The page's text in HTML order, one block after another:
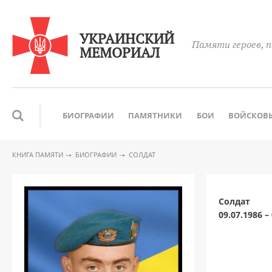
УКРАИНСКИЙ
МЕМОРИАЛ Памяти героев,
БИОГРАФИИ ПАМЯТНИКИ БОИ
КНИГА ПАМЯТИ БИОГРАФИИ СОЛДАТ
Солдат
09.07.1986